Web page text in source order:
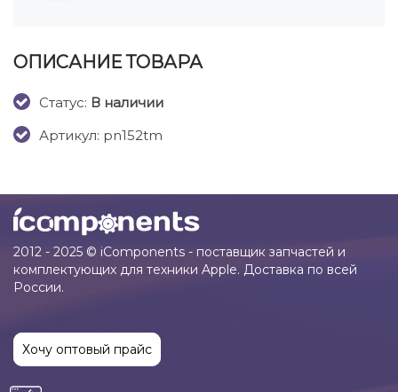
ОПИСАНИЕ ТОВАРА
Cтатус: В наличии
Артикул: pn152tm
2012 - 2025 © iComponents - поставщик запчастей и
комплектующих для техники Apple. Доставка по всей
России.
Хочу оптовый прайс